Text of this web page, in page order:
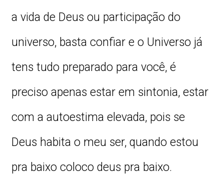
a vida de Deus ou participação do
universo, basta confiar e o Universo já
tens tudo preparado para você, é
preciso apenas estar em sintonia, estar
com a autoestima elevada, pois se
Deus habita o meu ser, quando estou
pra baixo coloco deus pra baixo.